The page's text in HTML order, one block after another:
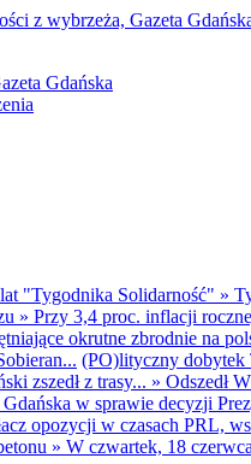
Gdańska
"Tygodnika Solidarność" »
» Przy 3,4 proc. inflacji
okrutne zbrodnie na
(PO)lityczny dobytek
zszedł z trasy... » Odszedł
w sprawie decyzji
opozycji w czasach PRL,
» W czwartek, 18